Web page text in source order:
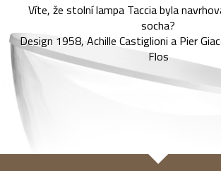
Víte, že stolní lampa Taccia byla
socha?
Design 1958, Achille Castiglioni a Pier
Flos